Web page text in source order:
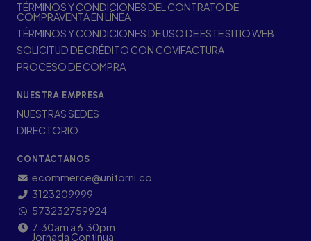
TÉRMINOS Y CONDICIONES DEL CONTRATO DE
COMPRAVENTA EN LÍNEA
TÉRMINOS Y CONDICIONES DE USO DE ESTE SITIO WEB
SOLICITUD DE CRÉDITO CON COVIFACTURA
PROCESO DE COMPRA
NUESTRA EMPRESA
NUESTRAS SEDES
DIRECTORIO
CONTÁCTANOS
ecommerce@unitorni.co
3123209999
573232759924
7:30am a 6:30pm
Jornada Continua